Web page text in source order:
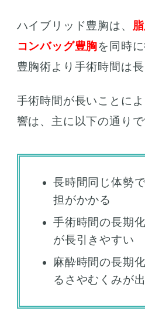
ハイブリッド豊胸は、
コンバッグ豊胸を同時
豊胸術より手術時間は長
手術時間が長いことに
響は、主に以下の通りで
長時間同じ体勢
担がかかる
手術時間の長期
が長引きやすい
麻酔時間の長期
るさやむくみが